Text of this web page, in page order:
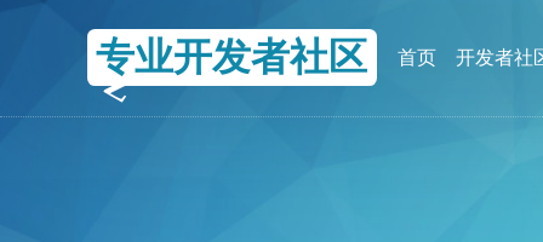
专业开发者社区 首页 开发者社